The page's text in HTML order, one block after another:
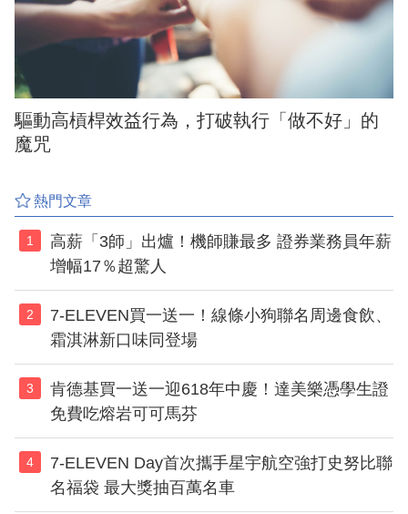
驅動高槓桿效益行為，打破執行「做不好」的
魔咒
熱門文章
1
高薪「3師」出爐！機師賺最多 證券業務員年薪
增幅17％超驚人
2
7-ELEVEN買一送一！線條小狗聯名周邊食飲、
霜淇淋新口味同登場
3
肯德基買一送一迎618年中慶！達美樂憑學生證
免費吃熔岩可可馬芬
4
7-ELEVEN Day首次攜手星宇航空強打史努比聯
名福袋 最大獎抽百萬名車